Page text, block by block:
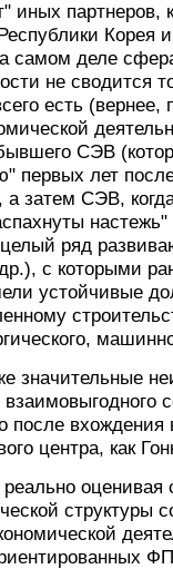
иных
Корея
самом деле
не сводится
есть
СЭВ
первых лет
а затем СЭВ,
ряд
с которыми
устойчивые
значительные
взаимовыгодного
после вхождения
центра, как
оценивая
структуры